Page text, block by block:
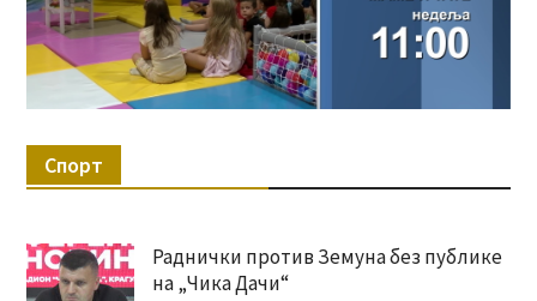
Спорт
Раднички против Земуна без публике
на „Чика Дачи“